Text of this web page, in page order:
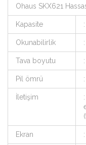
Ohaus SKX621
Kapasite
Okunabilirlik
Tava boyutu
Pil ömrü
İletişim
Ekran